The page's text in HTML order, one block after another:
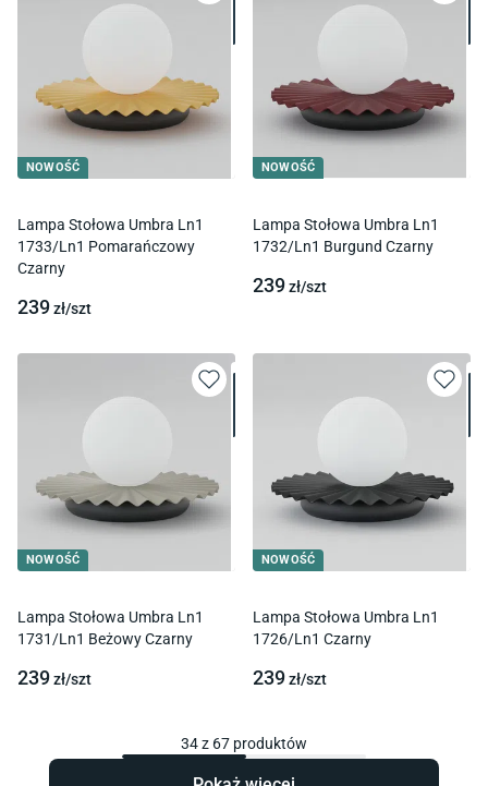
NOWOŚĆ
Lampa Stołowa Umbra Ln1
1733/Ln1 Pomarańczowy
Czarny
239zł/szt
NOWOŚĆ
Lampa Stołowa Umbra Ln1
1732/Ln1 Burgund Czarny
239zł/szt
NOWOŚĆ
Lampa Stołowa Umbra Ln1
1731/Ln1 Beżowy Czarny
239zł/szt
NOWOŚĆ
Lampa Stołowa Umbra Ln1
1726/Ln1 Czarny
239zł/szt
34z 67 produktów